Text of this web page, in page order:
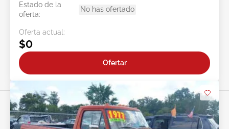
Estado de la
oferta:
No has ofertado
Oferta actual:
$0
Ofertar